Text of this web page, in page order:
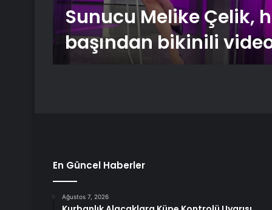
Sunucu Melike Çelik,
başından bikinili
En Güncel Haberler
Ağustos 7, 2026